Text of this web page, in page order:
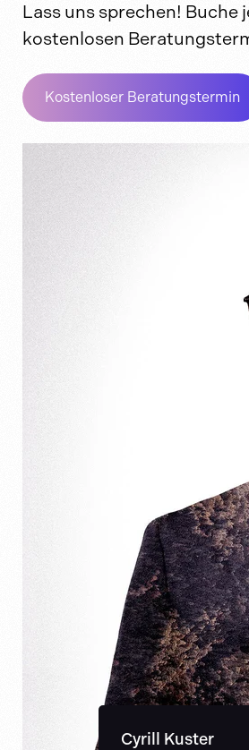
Lass uns sprechen! Buche
kostenlosen
Kostenloser Beratungstermin
Cyrill Kuster